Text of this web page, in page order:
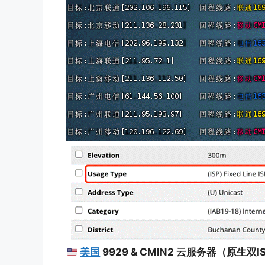
美国 9929 & CMIN2 云服务器（原生双